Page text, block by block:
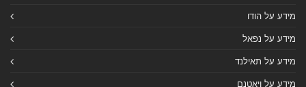
מידע על הודו
מידע על נפאל
מידע על תאילנד
מידע על ויאטנם